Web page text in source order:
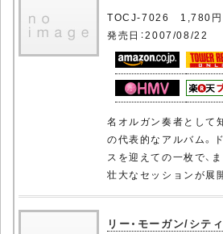
TOCJ-7026 1,780円（
発売日：2007/08/22
名オルガン奏者として
の代表的なアルバム。
スを迎えての一枚で、
壮大なセッションが
リー・モーガン/シテ